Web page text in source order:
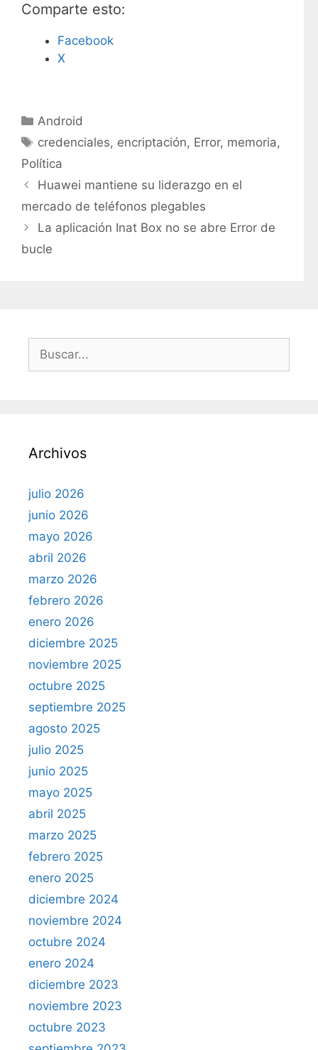
Comparte esto:
Facebook
X
C
e
g
o
r
Android
E
t
q
u
e
t
credenciales, encriptación, Error, memoria,
Política
Huawei mantiene su liderazgo en el
mercado de teléfonos plegables
La aplicación Inat Box no se abre Error de
bucle
:
Archivos
julio 2026
junio 2026
mayo 2026
abril 2026
marzo 2026
febrero 2026
enero 2026
diciembre 2025
noviembre 2025
octubre 2025
septiembre 2025
agosto 2025
julio 2025
junio 2025
mayo 2025
abril 2025
marzo 2025
febrero 2025
enero 2025
diciembre 2024
noviembre 2024
octubre 2024
enero 2024
diciembre 2023
noviembre 2023
octubre 2023